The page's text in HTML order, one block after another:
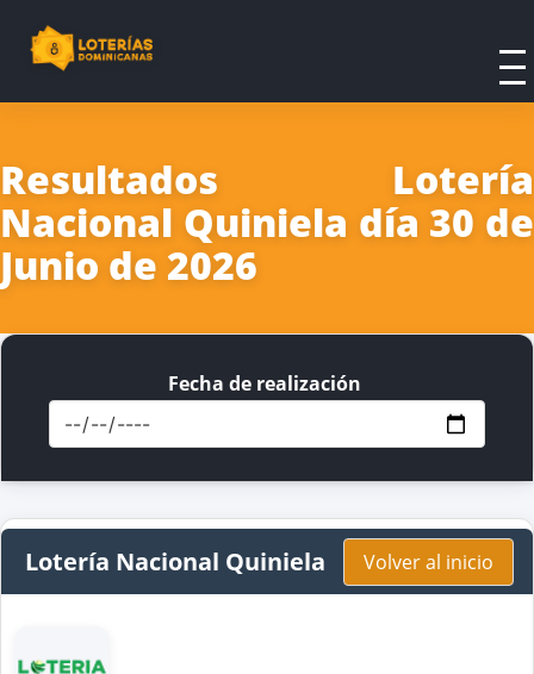
Resultados Lotería
Nacional Quiniela día 30 de
Junio de 2026
Fecha de realización
Lotería Nacional Quiniela Volver al inicio